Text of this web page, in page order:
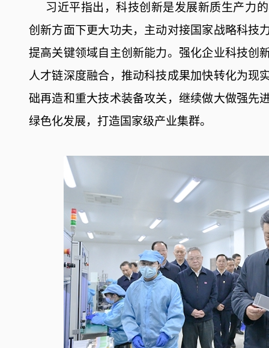
习近平指出，科技创新是发展新质生产力
创新方面下更大功夫，主动对接国家战略科技
提高关键领域自主创新能力。强化企业科技创
人才链深度融合，推动科技成果加快转化为现
础再造和重大技术装备攻关，继续做大做强先
绿色化发展，打造国家级产业集群。